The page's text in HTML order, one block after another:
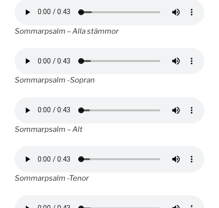
Sommarpsalm – Alla stämmor
Sommarpsalm -Sopran
Sommarpsalm – Alt
Sommarpsalm -Tenor